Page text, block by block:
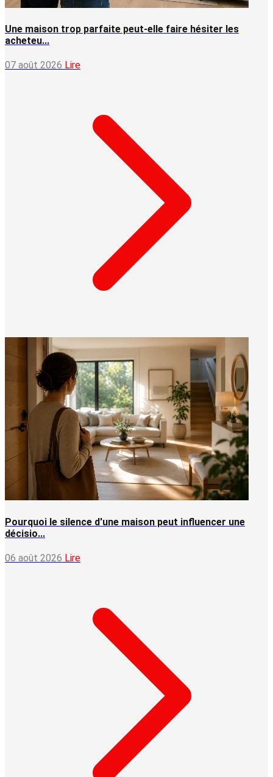
Une maison trop parfaite peut-elle faire hésiter les
acheteu...
07 août 2026 Lire
Pourquoi le silence d'une maison peut influencer une
décisio...
06 août 2026 Lire